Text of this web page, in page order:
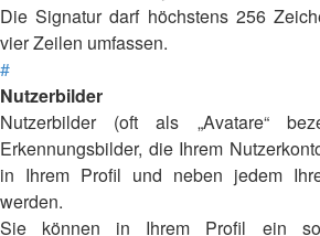
Die Signatur darf höchstens 256
vier Zeilen umfassen.
#
Nutzerbilder
Nutzerbilder (oft als „Avatare“
Erkennungsbilder, die Ihrem
in Ihrem Profil und neben jedem
werden.
Sie können in Ihrem Profil ein